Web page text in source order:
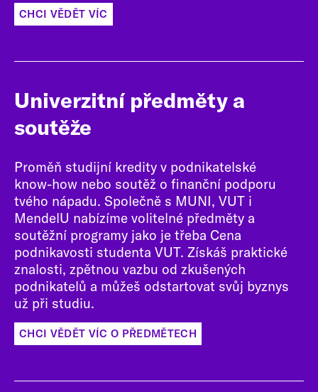
CHCI VĚDĚT VÍC
Univerzitní předměty a
soutěže
Proměň studijní kredity v podnikatelské
know-how nebo soutěž o finanční podporu
tvého nápadu. Společně s MUNI, VUT i
MendelU nabízíme volitelné předměty a
soutěžní programy jako je třeba Cena
podnikavosti studenta VUT. Získáš praktické
znalosti, zpětnou vazbu od zkušených
podnikatelů a můžeš odstartovat svůj byznys
už při studiu.
CHCI VĚDĚT VÍC O PŘEDMĚTECH